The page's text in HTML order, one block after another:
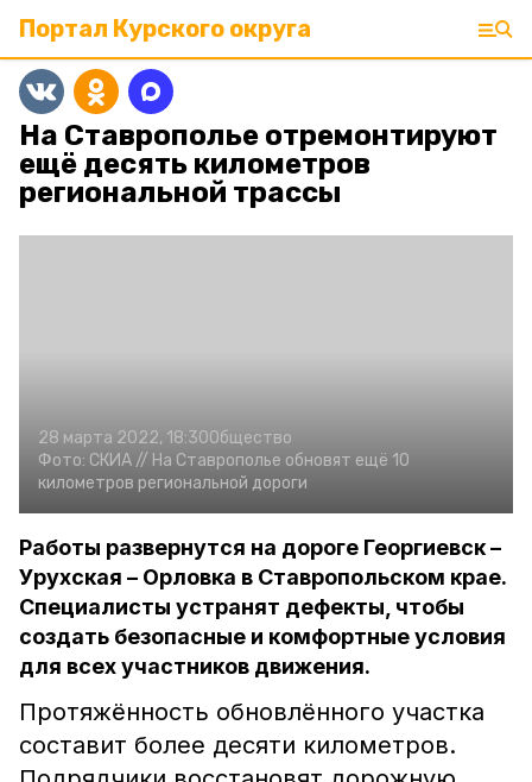
Портал Курского округа
На Ставрополье отремонтируют
ещё десять километров
региональной трассы
28 марта 2022, 18:30Общество
Фото: СКИА // На Ставрополье обновят ещё 10
километров региональной дороги
Работы развернутся на дороге Георгиевск –
Урухская – Орловка в Ставропольском крае.
Специалисты устранят дефекты, чтобы
создать безопасные и комфортные условия
для всех участников движения.
Протяжённость обновлённого участка
составит более десяти километров.